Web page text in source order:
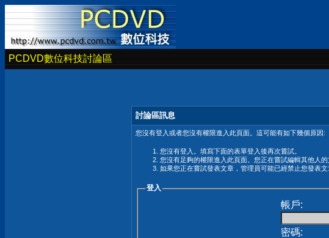
PCDVD數位科技討論區
討論區訊息
您沒有登入或者您沒有權限進入此頁面。這可能有如下幾個原因:
您沒有登入。填寫下面的表單登入後再次嘗試。
您沒有足夠的權限進入此頁面。您正在嘗試編輯其他人
如果您正在嘗試發表文章，管理員可能已經禁止您發表文
登入
帳戶:
密碼: